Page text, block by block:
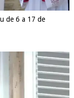
de 6 a 17 de